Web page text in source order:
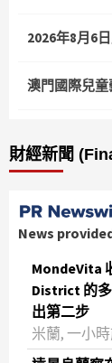
2026年8月6
澳門國際兒
財經新聞
News
MondeVita
District 的
出第二步
米蘭, 一小